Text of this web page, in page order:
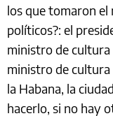
los que tomaron
políticos?: el
ministro de cultura
ministro de cultura
la Habana, la
hacerlo, si no hay